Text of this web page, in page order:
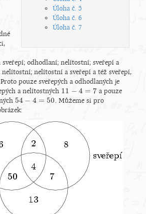
Úloha č. 5
Úloha č. 6
Úloha č. 7
sveřepí; odhodlaní; nelítostní; sveřepí a
nelítostní a sveřepí a též sveřepí,
pouze sveřepých a odhodlaných je
a nelítostných 11 − 4 = 7
11−4=7
a pouze
54 − 4 = 50
54−4= 50
. Můžeme si pro